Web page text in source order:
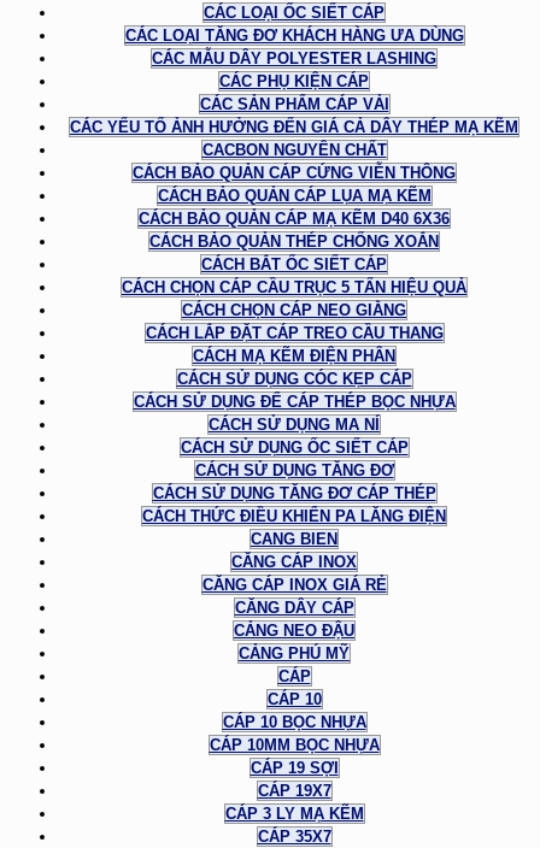
CÁC LOẠI ỐC SIẾT CÁP
CÁC LOẠI TĂNG ĐƠ KHÁCH HÀNG ƯA DÙNG
CÁC MẪU DÂY POLYESTER LASHING
CÁC PHỤ KIỆN CÁP
CÁC SẢN PHẨM CÁP VẢI
CÁC YẾU TỐ ẢNH HƯỞNG ĐẾN GIÁ CẢ DÂY THÉP MẠ KẼM
CACBON NGUYÊN CHẤT
CÁCH BẢO QUẢN CÁP CỨNG VIỄN THÔNG
CÁCH BẢO QUẢN CÁP LỤA MẠ KẼM
CÁCH BẢO QUẢN CÁP MẠ KẼM D40 6X36
CÁCH BẢO QUẢN THÉP CHỐNG XOẮN
CÁCH BẮT ỐC SIẾT CÁP
CÁCH CHỌN CÁP CẦU TRỤC 5 TẤN HIỆU QUẢ
CÁCH CHỌN CÁP NEO GIẰNG
CÁCH LẮP ĐẶT CÁP TREO CẦU THANG
CÁCH MẠ KẼM ĐIỆN PHÂN
CÁCH SỬ DỤNG CÓC KẸP CÁP
CÁCH SỬ DỤNG ĐỂ CÁP THÉP BỌC NHỰA
CÁCH SỬ DỤNG MA NÍ
CÁCH SỬ DỤNG ỐC SIẾT CÁP
CÁCH SỬ DỤNG TĂNG ĐƠ
CÁCH SỬ DỤNG TĂNG ĐƠ CÁP THÉP
CÁCH THỨC ĐIỀU KHIỂN PA LĂNG ĐIỆN
CANG BIEN
CĂNG CÁP INOX
CĂNG CÁP INOX GIÁ RẺ
CĂNG DÂY CÁP
CẢNG NEO ĐẬU
CẢNG PHÚ MỸ
CÁP
CÁP 10
CÁP 10 BỌC NHỰA
CÁP 10MM BỌC NHỰA
CÁP 19 SỢI
CÁP 19X7
CÁP 3 LY MẠ KẼM
CÁP 35X7